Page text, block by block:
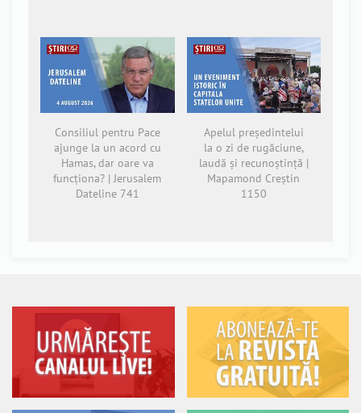
Consiliul pentru Pace
ajunge la un acord cu
Hamas, dar oare va
funcționa? | Jerusalem
Dateline 741
Apelul președintelui
la o zi de rugăciune,
laudă și recunoștință |
Mapamond Creștin
1150